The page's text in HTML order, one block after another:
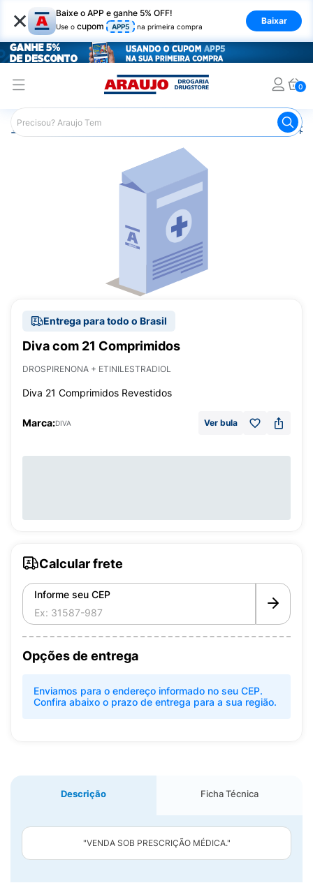
× Baixe o APP e ganhe 5% OFF!
Use o cupom APP5 na primeira compra
Baixar
0
Araujo Medicamentos
Entrega para todo o Brasil
Diva com 21 Comprimidos
DROSPIRENONA + ETINILESTRADIOL
Diva 21 Comprimidos Revestidos
Marca:DIVA Ver bula
Calcular frete
Informe seu CEP
Opções de entrega
Enviamos para o endereço informado no seu CEP.
Confira abaixo o prazo de entrega para a sua região.
Descrição Ficha Técnica
"VENDA SOB PRESCRIÇÃO MÉDICA."